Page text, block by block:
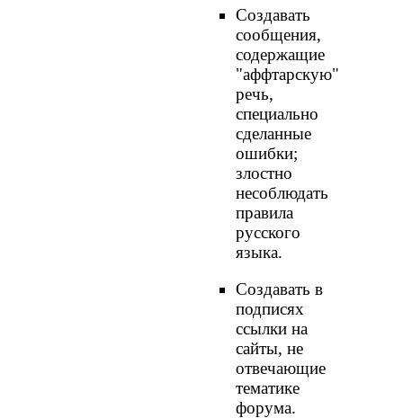
Создавать
сообщения,
содержащие
"аффтарскую"
речь,
специально
сделанные
ошибки;
злостно
несоблюдать
правила
русского
языка.
Создавать в
подписях
ссылки на
сайты, не
отвечающие
тематике
форума.